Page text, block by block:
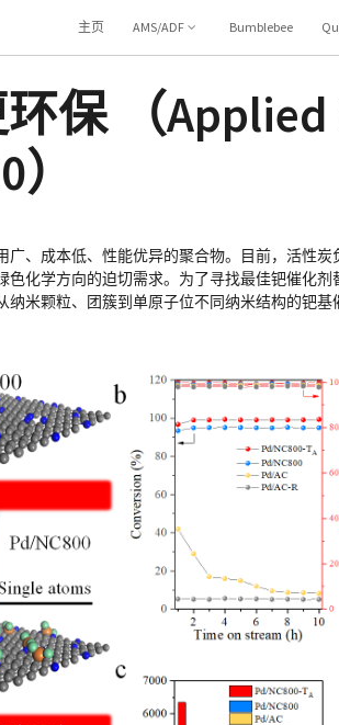
主页 AMS/ADF Bumblebee
保 （Applied
、成本低、性能优异的聚合物。目前，活性炭
化学方向的迫切需求。为了寻找最佳钯催化
米颗粒、团簇到单原子位不同纳米结构的钯